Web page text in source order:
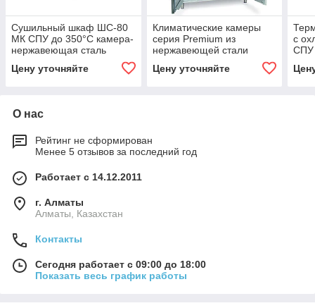
Сушильный шкаф ШС-80
МК СПУ до 350°С камера-
нержавеющая сталь
Цену уточняйте
Климатические камеры
серия Premium из
нержавеющей стали
Цену уточняйте
с
СПУ
О нас
Рейтинг не сформирован
Менее 5 отзывов за последний год
Работает с 14.12.2011
г. Алматы
Алматы, Казахстан
Контакты
Сегодня работает с 09:00 до 18:00
Показать весь график работы